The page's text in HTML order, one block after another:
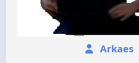
Arkaes